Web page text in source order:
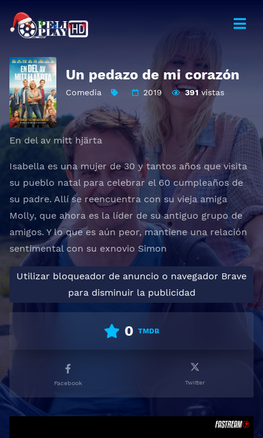
Un pedazo de mi corazón
Comedia 2019 391vistas
En del av mitt hjärta
Isabella es una mujer de 30 y tantos años que visita
su pueblo natal para celebrar el 60 cumpleaños de
su padre. Allí se reencuentra con su vieja amiga
Molly, que ahora es la líder de su antiguo grupo de
amigos. Y lo que es aún peor, mantiene una relación
sentimental con su exnovio Simon
Utilizar bloqueador de anuncio o navegador Brave
para disminuir la publicidad
0 TMDB
Facebook Twitter